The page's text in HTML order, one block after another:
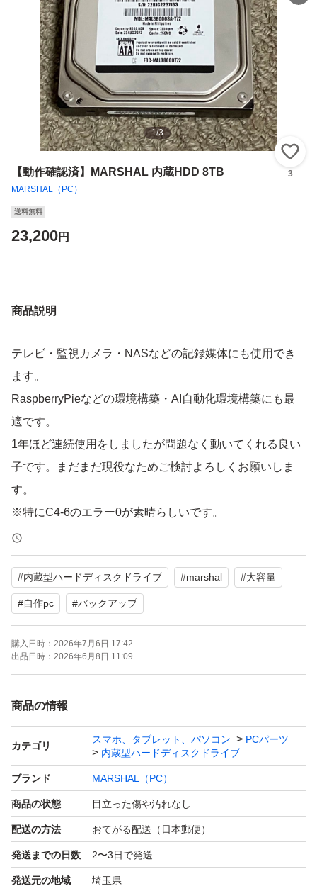
1/3
【動作確認済】MARSHAL 内蔵HDD 8TB
MARSHAL（PC）
3
送料無料
23,200円
商品説明
テレビ・監視カメラ・NASなどの記録媒体にも使用でき
ます。
RaspberryPieなどの環境構築・AI自動化環境構築にも最
適です。
1年ほど連続使用をしましたが問題なく動いてくれる良い
子です。まだまだ現役なためご検討よろしくお願いしま
す。
※特にC4-6のエラー0が素晴らしいです。
MAL38000SA-T72
容量: 8TB
回転数: 7200 RPM
インターフェース: SATA 6Gb/s Serial ATA
HDDフォームファクター：3.5インチ
#内蔵型ハードディスクドライブ #marshal #大容量
#自作pc #バックアップ
購入日時： 2026年7月6日 17:42
出品日時： 2026年6月8日 11:09
商品の情報
カテゴリ
スマホ、タブレット、パソコン
PCパーツ
内蔵型ハードディスクドライブ
ブランド MARSHAL（PC）
商品の状態 目立った傷や汚れなし
配送の方法 おてがる配送（日本郵便）
発送までの日数 2〜3日で発送
発送元の地域 埼玉県